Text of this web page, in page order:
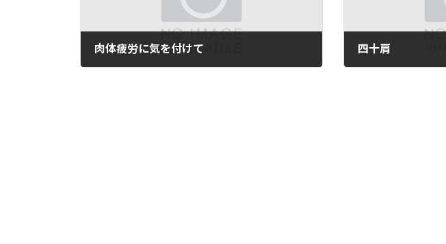
肉体疲労に気を付けて 四十肩